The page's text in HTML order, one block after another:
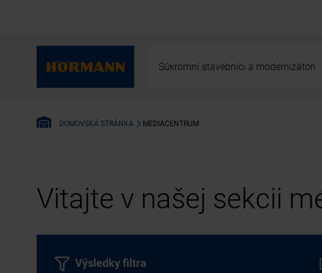
Súkromní stavebníci a modernizátori
DOMOVSKÁ STRÁNKA MEDIACENTRUM
Vitajte v našej sekcii
Výsledky filtra